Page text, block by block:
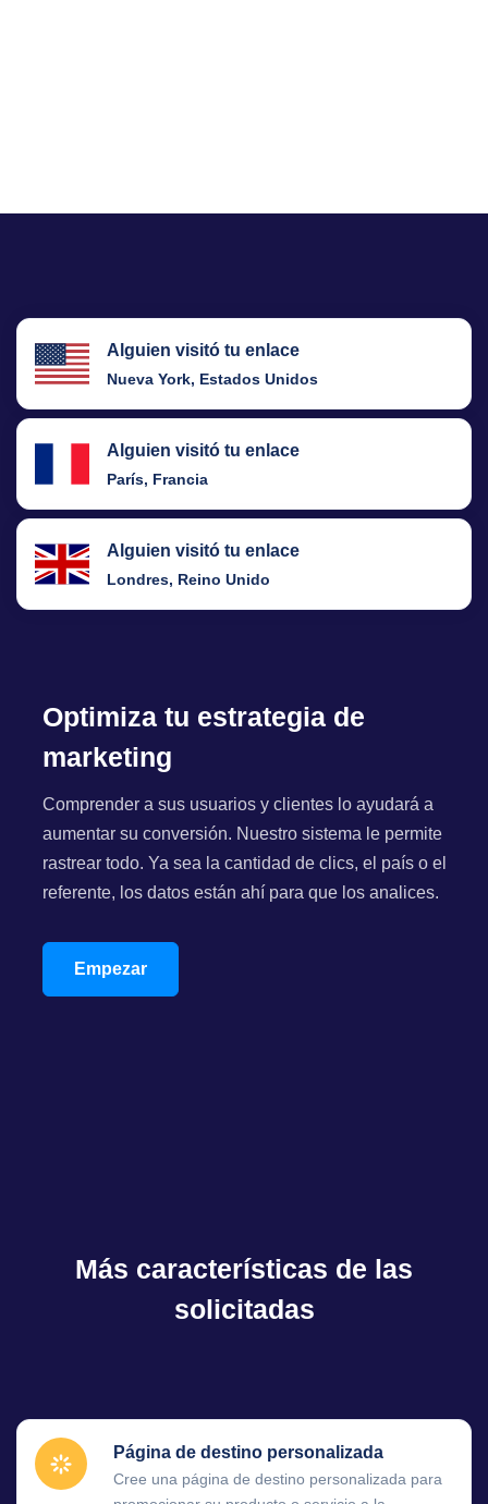
Alguien visitó tu enlace
Nueva York, Estados Unidos
Alguien visitó tu enlace
París, Francia
Alguien visitó tu enlace
Londres, Reino Unido
Optimiza tu estrategia de
marketing
Comprender a sus usuarios y clientes lo ayudará a
aumentar su conversión. Nuestro sistema le permite
rastrear todo. Ya sea la cantidad de clics, el país o el
referente, los datos están ahí para que los analices.
Empezar
Más características de las
solicitadas
Página de destino personalizada
Cree una página de destino personalizada para